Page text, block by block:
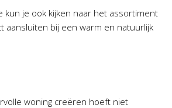
kun je ook kijken naar het assortiment
aansluiten bij een warm en natuurlijk
woning creëren hoeft niet